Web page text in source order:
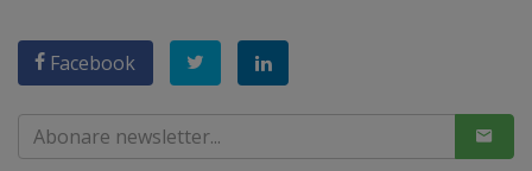
Facebook